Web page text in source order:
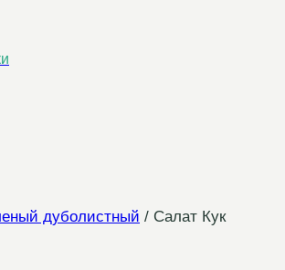
дуболистный / Салат Кук